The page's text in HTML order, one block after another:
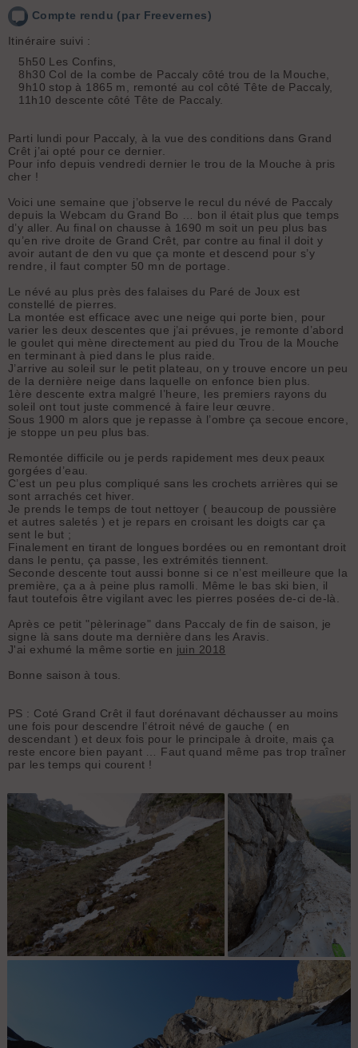
Compte rendu (par Freevernes)
Itinéraire suivi :
5h50 Les Confins,
8h30 Col de la combe de Paccaly côté trou de la Mouche,
9h10 stop à 1865 m, remonté au col côté Tête de Paccaly,
11h10 descente côté Tête de Paccaly.
Parti lundi pour Paccaly, à la vue des conditions dans Grand
Crêt j’ai opté pour ce dernier.
Pour info depuis vendredi dernier le trou de la Mouche à pris
cher !
Voici une semaine que j’observe le recul du névé de Paccaly
depuis la Webcam du Grand Bo … bon il était plus que temps
d’y aller. Au final on chausse à 1690 m soit un peu plus bas
qu’en rive droite de Grand Crêt, par contre au final il doit y
avoir autant de den vu que ça monte et descend pour s’y
rendre, il faut compter 50 mn de portage.
Le névé au plus près des falaises du Paré de Joux est
constellé de pierres.
La montée est efficace avec une neige qui porte bien, pour
varier les deux descentes que j’ai prévues, je remonte d’abord
le goulet qui mène directement au pied du Trou de la Mouche
en terminant à pied dans le plus raide.
J’arrive au soleil sur le petit plateau, on y trouve encore un peu
de la dernière neige dans laquelle on enfonce bien plus.
1ère descente extra malgré l’heure, les premiers rayons du
soleil ont tout juste commencé à faire leur œuvre.
Sous 1900 m alors que je repasse à l’ombre ça secoue encore,
je stoppe un peu plus bas.
Remontée difficile ou je perds rapidement mes deux peaux
gorgées d’eau.
C’est un peu plus compliqué sans les crochets arrières qui se
sont arrachés cet hiver.
Je prends le temps de tout nettoyer ( beaucoup de poussière
et autres saletés ) et je repars en croisant les doigts car ça
sent le but ;
Finalement en tirant de longues bordées ou en remontant droit
dans le pentu, ça passe, les extrémités tiennent.
Seconde descente tout aussi bonne si ce n’est meilleure que la
première, ça a à peine plus ramolli. Même le bas ski bien, il
faut toutefois être vigilant avec les pierres posées de-ci de-là.
Après ce petit "pèlerinage" dans Paccaly de fin de saison, je
signe là sans doute ma dernière dans les Aravis.
J'ai exhumé la même sortie en juin 2018
Bonne saison à tous.
PS : Coté Grand Crêt il faut dorénavant déchausser au moins
une fois pour descendre l’étroit névé de gauche ( en
descendant ) et deux fois pour le principale à droite, mais ça
reste encore bien payant … Faut quand même pas trop traîner
par les temps qui courent !
Bien 4 à 5 mètres
d'épaisseur contre la
falaise du Paré de
Joux